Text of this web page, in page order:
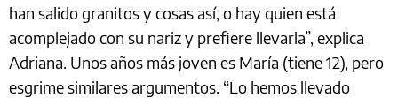
han salido granitos y cosas así, o hay quien está
acomplejado con su nariz y prefiere llevarla”, explica
Adriana. Unos años más joven es María (tiene 12), pero
esgrime similares argumentos. “Lo hemos llevado